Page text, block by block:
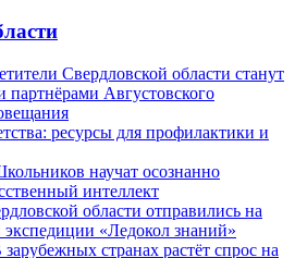
Свердловской области станут
Августовского
ресурсы для профилактики и
научат осознанно
интеллект
области отправились на
«Ледокол знаний»
странах растёт спрос на